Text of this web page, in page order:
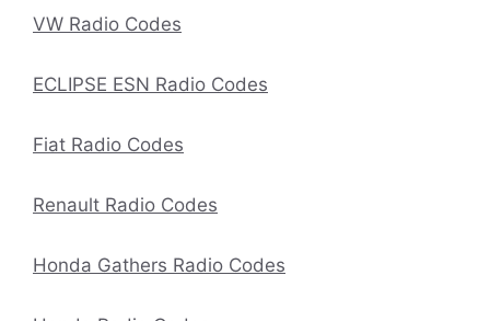
VW Radio Codes
ECLIPSE ESN Radio Codes
Fiat Radio Codes
Renault Radio Codes
Honda Gathers Radio Codes